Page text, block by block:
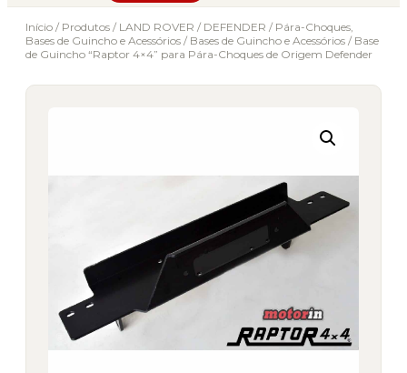
Início / Produtos / LAND ROVER / DEFENDER / Pára-Choques,
Bases de Guincho e Acessórios / Bases de Guincho e Acessórios / Base
de Guincho “Raptor 4×4” para Pára-Choques de Origem Defender